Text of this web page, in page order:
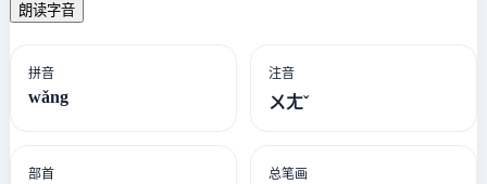
朗读字音
拼音
wǎng
注音
ㄨㄤˇ
部首 总笔画